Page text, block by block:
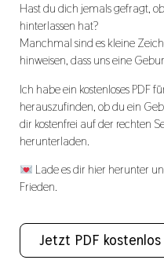
Hast du dich jemals gefragt,
hinterlassen hat?
Manchmal sind es kleine
hinweisen, dass uns eine
Ich habe ein kostenloses PDF
herauszufinden, ob du ein
dir kostenfrei auf der rechten
herunterladen.
Lade es dir hier herunter
Frieden.
Jetzt PDF